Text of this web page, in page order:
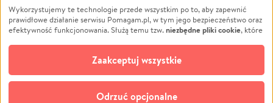
Pomoc Finansowa
Projekty
Pogrzeb
Społeczność lokalna
Kultura
Edukacja
Podróż
Impreza
Ochrona środowiska
Biznes
Wykorzystujemy te technologie przede wszystkim po to, aby zapewnić
prawidłowe działanie serwisu Pomagam.pl, w tym jego bezpieczeństwo oraz
efektywność funkcjonowania. Służą temu tzw.niezbędne pliki cookie, które
opcjonalnych plików cookie
technologii do celów analitycznych i retargetingowych. Możesz wyrazić
zgodę na ich stosowanie lub jej odmówić. W dowolnym momencie masz
możliwość zmiany swoich preferencji na stronie „Zarządzaj zgodami cookie”,
do której link znajdziesz w stopce serwisu Pomagam.pl. Opcjonalne pliki
Odrzuć opcjonalne
Zaakceptuj wszystkie